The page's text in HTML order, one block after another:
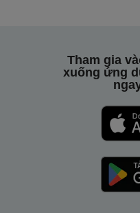
Tham gia
xuống ứng